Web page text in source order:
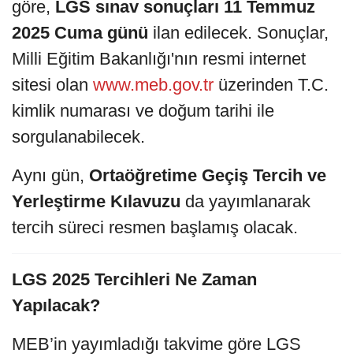
göre, LGS sınav sonuçları 11 Temmuz
2025 Cuma günü ilan edilecek. Sonuçlar,
Milli Eğitim Bakanlığı'nın resmi internet
sitesi olan www.meb.gov.tr üzerinden T.C.
kimlik numarası ve doğum tarihi ile
sorgulanabilecek.
Aynı gün, Ortaöğretime Geçiş Tercih ve
Yerleştirme Kılavuzu da yayımlanarak
tercih süreci resmen başlamış olacak.
LGS 2025 Tercihleri Ne Zaman
Yapılacak?
MEB’in yayımladığı takvime göre LGS